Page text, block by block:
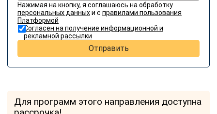
Нажимая на кнопку, я соглашаюсь на обработку
персональных данныхи с правилами пользования
Платформой
Согласен на получение информационной и
рекламной рассылки
Отправить
Для программ этого направления доступна